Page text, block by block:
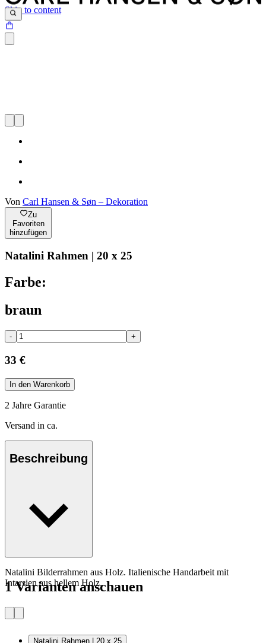
Skip to content
Von Carl Hansen & Søn – Dekoration
Zu
Favoriten
hinzufügen
Natalini Rahmen | 20 x 25
Farbe:
braun
- +
33 €
In den Warenkorb
2 Jahre Garantie
Versand in ca.
Beschreibung
Natalini Bilderrahmen aus Holz. Italienische Handarbeit mit
Intarsien aus hellem Holz.
1 Varianten anschauen
Natalini Rahmen | 20 x 25